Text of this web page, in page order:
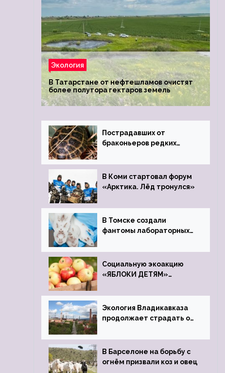
Экология
В Татарстане от нефтешламов очистят
более полутора гектаров земель
Пострадавших от
браконьеров редких
Ростовский зоопарк
В Коми стартовал форум
«Арктика. Лёд тронулся»
В Томске создали
фантомы лабораторных
Социальную экоакцию
«ЯБЛОКИ ДЕТЯМ»
Экология Владикавказа
продолжает страдать от
завода
В Барселоне на борьбу с
огнём призвали коз и овец